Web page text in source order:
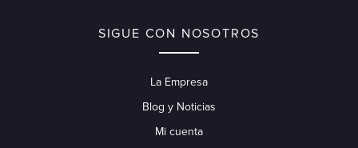
SIGUE CON NOSOTROS
La Empresa
Blog y Noticias
Mi cuenta